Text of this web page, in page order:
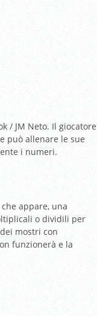
/ JM Neto. Il giocatore
può allenare le sue
i numeri.
appare, una
o dividili per
mostri con
funzionerà e la